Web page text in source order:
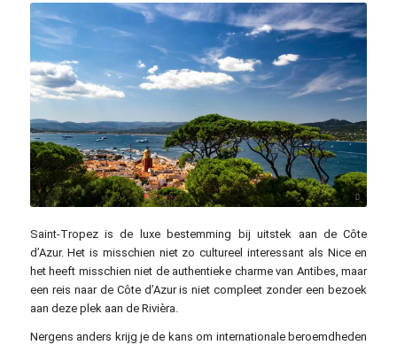
Michael Kroul / unsplash.com
Saint-Tropez is de luxe bestemming bij uitstek aan de Côte
d’Azur. Het is misschien niet zo cultureel interessant als Nice en
het heeft misschien niet de authentieke charme van Antibes, maar
een reis naar de Côte d’Azur is niet compleet zonder een bezoek
aan deze plek aan de Rivièra.
Nergens anders krijg je de kans om internationale beroemdheden